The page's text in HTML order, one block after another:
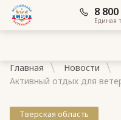
8
Единая
Главная
Новости
Активный отдых для
Тверская область